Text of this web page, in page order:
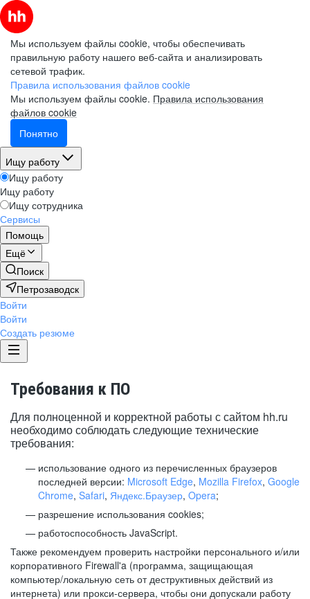
Мы используем файлы cookie, чтобы обеспечивать
правильную работу нашего веб-сайта и анализировать
сетевой трафик.
Правила использования файлов cookie
Мы используем файлы cookie. Правила использования
файлов cookie
Понятно
Ищу работу
Ищу работу
Ищу работу
Ищу сотрудника
Сервисы
Помощь
Ещё
Поиск
Петрозаводск
Войти
Войти
Создать резюме
Требования к ПО
Для полноценной и корректной работы с сайтом hh.ru
необходимо соблюдать следующие технические
требования:
использование одного из перечисленных браузеров
последней версии: Microsoft Edge, Mozilla Firefox, Google
Chrome, Safari, Яндекс.Браузер, Opera;
разрешение использования cookies;
работоспособность JavaScript.
Также рекомендуем проверить настройки персонального и/или
корпоративного Firewall'a (программа, защищающая
компьютер/локальную сеть от деструктивных действий из
интернета) или прокси-сервера, чтобы они допускали работу